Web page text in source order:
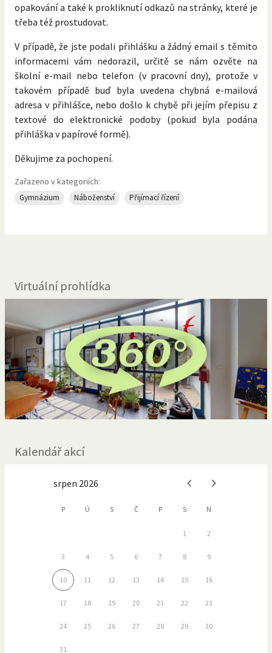
opakování a také k prokliknutí odkazů na stránky, které je
třeba též prostudovat.
V případě, že jste podali přihlášku a žádný email s těmito
informacemi vám nedorazil, určitě se nám ozvěte na
školní e-mail nebo telefon (v pracovní dny), protože v
takovém případě buď byla uvedena chybná e-mailová
adresa v přihlášce, nebo došlo k chybě při jejím přepisu z
textové do elektronické podoby (pokud byla podána
přihláška v papírové formě).
Děkujime za pochopení.
Zařazeno v kategoriích:
Gymnázium Náboženství Přijímací řízení
Virtuální prohlídka
Kalendář akcí
srpen 2026
P Ú S Č P S N
1 2
3 4 5 6 7 8 9
10 11 12 13 14 15 16
17 18 19 20 21 22 23
24 25 26 27 28 29 30
31